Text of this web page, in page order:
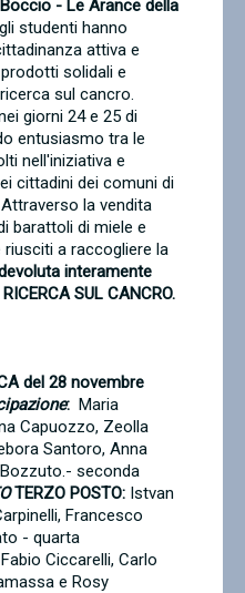
- Le Arance della
studenti hanno
attiva e
solidali e
sul cancro.
giorni 24 e 25 di
entusiasmo tra le
nell'iniziativa e
cittadini dei comuni di
la vendita
barattoli di miele e
a raccogliere la
interamente
SUL CANCRO.
del 28 novembre
: Maria
Capuozzo, Zeolla
Santoro, Anna
seconda
TERZO POSTO: Istvan
Francesco
- quarta
Fabio Ciccarelli, Carlo
e Rosy